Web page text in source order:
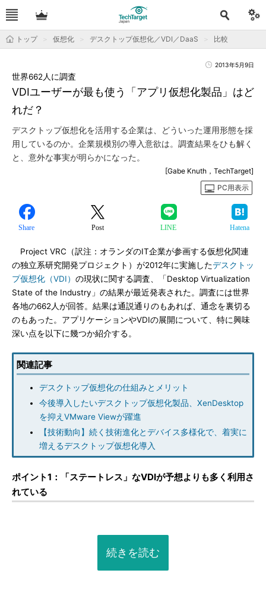
トップ 仮想化 デスクトップ仮想化／VDI／DaaS 比較
2013年5月9日
VDIユーザーが最も使う「アプリ仮想化製品」はど
れだ？
世界662人に調査
デスクトップ仮想化を活用する企業は、どういった運用形態を採
用しているのか。企業規模別の導入意欲は。調査結果をひも解く
と、意外な事実が明らかになった。
[Gabe Knuth，TechTarget]
PC用表示
Share Post LINE Hatena
Project VRC（訳注：オランダのIT企業が参画する仮想化関連
の独立系研究開発プロジェクト）が2012年に実施したデスクトッ
プ仮想化（VDI） の現状に関する調査、「Desktop Virtualization
State of the Industry」の結果が最近発表された。調査には世界
各地の662人が回答。結果は通説通りのもあれば、通念を裏切る
のもあった。アプリケーションやVDIの展開について、特に興味
深い点を以下に幾つか紹介する。
関連記事
デスクトップ仮想化の仕組みとメリット
今後導入したいデスクトップ仮想化製品、XenDesktop
を抑えVMware Viewが躍進
【技術動向】続く技術進化とデバイス多様化で、着実に
増えるデスクトップ仮想化導入
ポイント1：「ステートレス」なVDIが予想よりも多く利用さ
れている
続きを読む